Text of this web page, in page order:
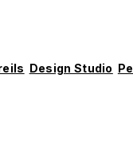
Design Studio